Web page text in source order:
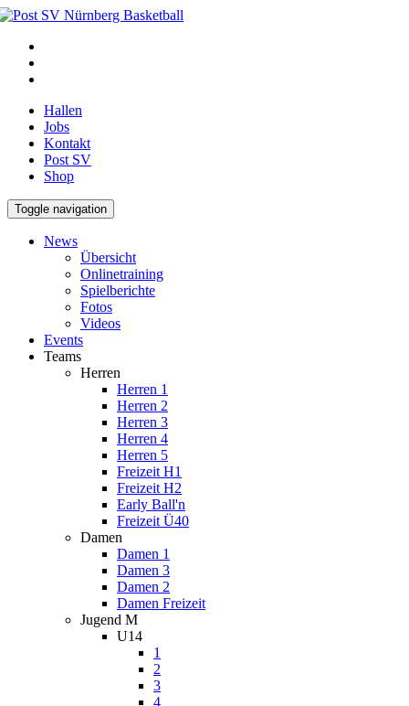
Hallen
Jobs
Kontakt
Post SV
Shop
Toggle navigation
News
Übersicht
Onlinetraining
Spielberichte
Fotos
Videos
Events
Teams
Herren
Herren 1
Herren 2
Herren 3
Herren 4
Herren 5
Freizeit H1
Freizeit H2
Early Ball'n
Freizeit Ü40
Damen
Damen 1
Damen 3
Damen 2
Damen Freizeit
Jugend M
U14
1
2
3
4